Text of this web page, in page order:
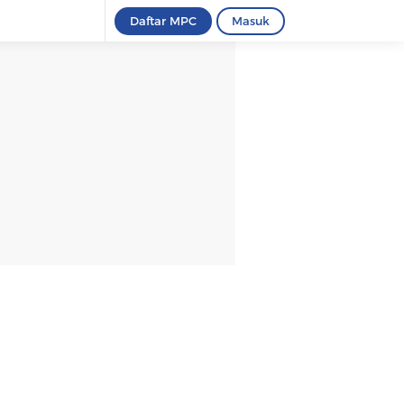
Daftar MPC Masuk